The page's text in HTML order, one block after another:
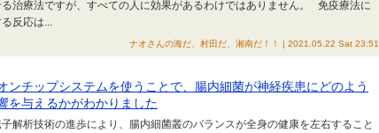
治療法ですが、すべての人に効果があるわけではありません。 免疫療法に
反応は...
ナオさんの海だ、村田だ、湘南だ！！ | 2021.05.22 Sat 23:51
ンチップシステムを使うことで、腸内細菌が神経疾患にどのよう
を与えるかがわかりました
解析技術の進歩により、腸内細菌叢のバランスが全身の健康を左右すること